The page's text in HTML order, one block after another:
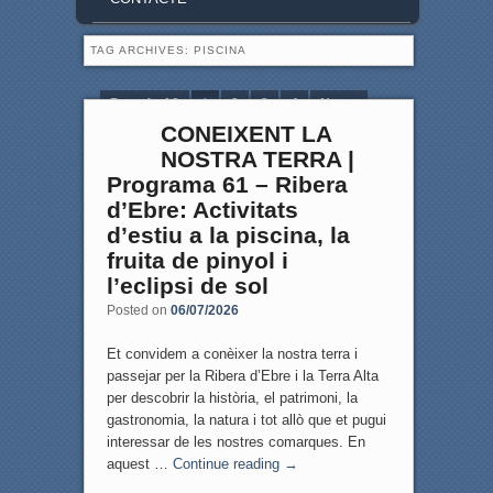
TAG ARCHIVES: PISCINA
Page 1 of 8 1 2 3 4
Next ›
CONEIXENT LA
NOSTRA TERRA |
Programa 61 – Ribera
d’Ebre: Activitats
d’estiu a la piscina, la
fruita de pinyol i
l’eclipsi de sol
Posted on 06/07/2026
Et convidem a conèixer la nostra terra i
passejar per la Ribera d’Ebre i la Terra Alta
per descobrir la història, el patrimoni, la
gastronomia, la natura i tot allò que et pugui
interessar de les nostres comarques. En
aquest … Continue reading →